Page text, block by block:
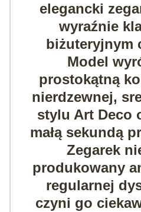
elegancki
wyraźnie
biżuteryjnym
Model
prostokątną
nierdzewnej,
stylu Art Deco
małą sekundą
Zegarek
produkowany
regularnej
czyni go